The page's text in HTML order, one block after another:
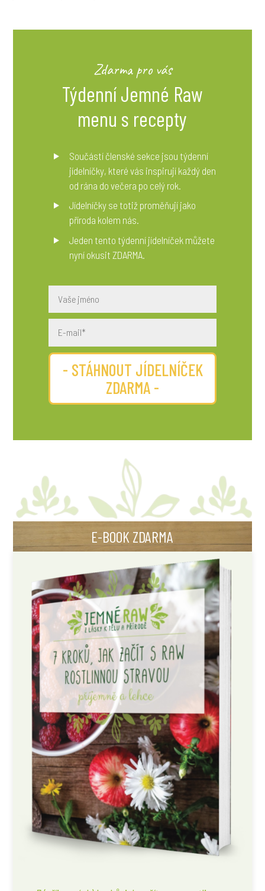
Zdarma pro vás
Týdenní Jemné Raw
menu s recepty
Součástí členské sekce jsou týdenní
jídelníčky, které vás inspirují každý den
od rána do večera po celý rok.
Jídelníčky se totiž proměňují jako
příroda kolem nás.
Jeden tento týdenní jídelníček můžete
nyní okusit ZDARMA.
- STÁHNOUT JÍDELNÍČEK
ZDARMA -
E-BOOK ZDARMA